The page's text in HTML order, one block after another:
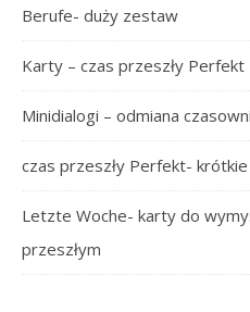
Berufe- duży zestaw
Karty – czas przeszły Perfekt
Minidialogi – odmiana
czas przeszły Perfekt-
Letzte Woche- karty do
przeszłym